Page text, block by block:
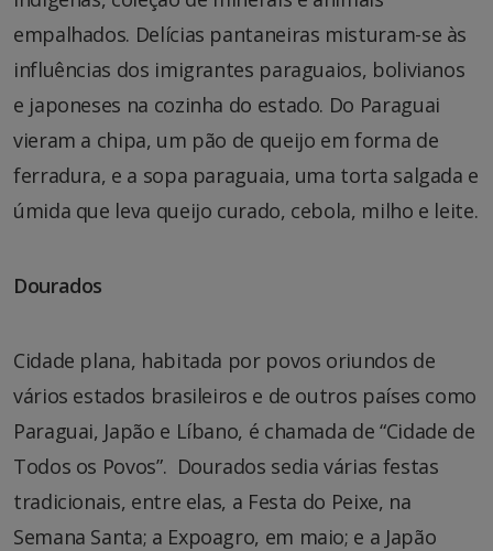
empalhados. Delícias pantaneiras misturam-se às
influências dos imigrantes paraguaios, bolivianos
e japoneses na cozinha do estado. Do Paraguai
vieram a chipa, um pão de queijo em forma de
ferradura, e a sopa paraguaia, uma torta salgada e
úmida que leva queijo curado, cebola, milho e leite.
Dourados
Cidade plana, habitada por povos oriundos de
vários estados brasileiros e de outros países como
Paraguai, Japão e Líbano, é chamada de “Cidade de
Todos os Povos”. Dourados sedia várias festas
tradicionais, entre elas, a Festa do Peixe, na
Semana Santa; a Expoagro, em maio; e a Japão